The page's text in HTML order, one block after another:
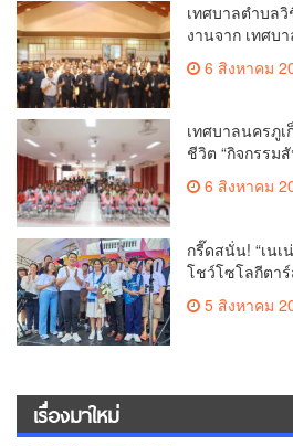
เทศบาลตำบล
งานจาก เทศบ
6 สิงหาคม
เทศบาลนครภู
ชีวิต “กิจกรรม
6 สิงหาคม
กรี๊ดสนั่น! “เนเ
โชว์โซโลกีตา
5 สิงหาคม
เรื่องมาใหม่